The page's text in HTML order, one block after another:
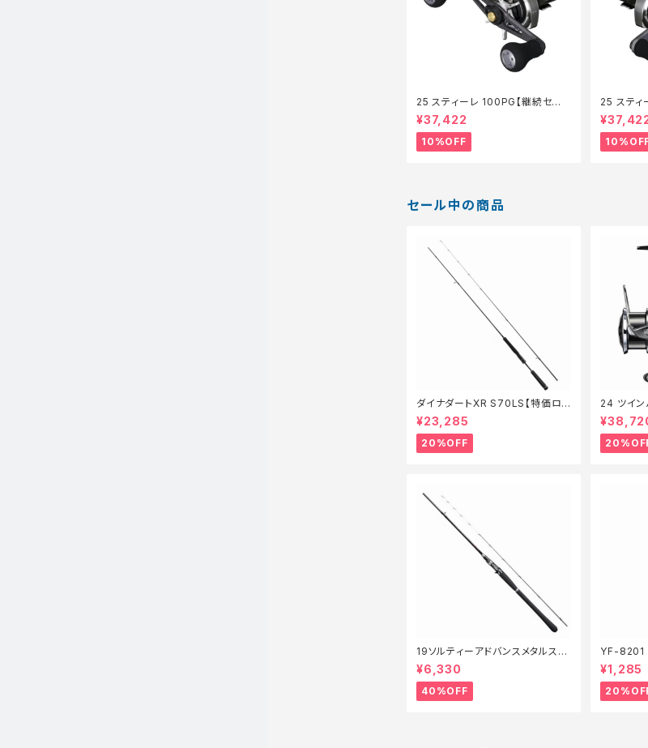
25 スティーレ 100PG【継続セー
ル_リール】【10】
¥37,422
10%OFF
25 スティ
_リール】【
セール中の商品
ダイナダートXR S70LS【特価ロッ
ド】【20】
¥23,285
20%OFF
24 ツイ
価リール】
19ソルティーアドバンスメタルスッ
テ B66MLS【特価竿】【40】
¥6,330
40%OFF
YF-8201
仕掛】【20】
¥1,285